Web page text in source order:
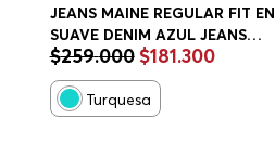
JEANS MAINE REGULAR FIT EN
SUAVE DENIM AZUL JEANS
REGULAR FIT HOMBRE
$259.000 $181.300
Turquesa